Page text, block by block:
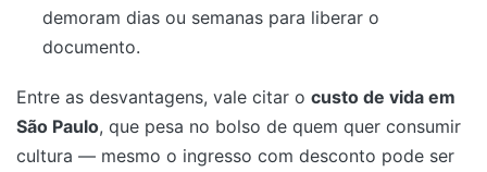
demoram dias ou semanas para liberar o
documento.
Entre as desvantagens, vale citar o custo de vida em
São Paulo, que pesa no bolso de quem quer consumir
cultura — mesmo o ingresso com desconto pode ser